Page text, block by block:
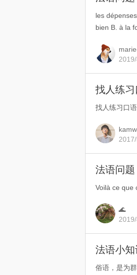
les
bien B. à la
找人练
找人练习口语
法语问题
Voilà ce que
🌊
法语小
俗语，是为